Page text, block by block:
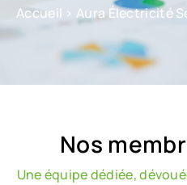
Accueil > Aura Électricité
Nos
Une équipe dédiée,